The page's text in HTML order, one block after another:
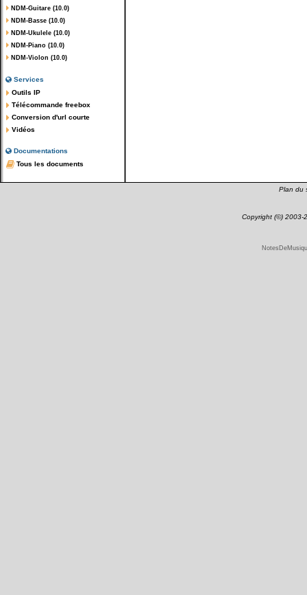
NDM-Guitare (10.0)
NDM-Basse (10.0)
NDM-Ukulele (10.0)
NDM-Piano (10.0)
NDM-Violon (10.0)
Services
Outils IP
Télécommande freebox
Conversion d'url courte
Vidéos
Documentations
Tous les documents
Plan du
Copyright (©) 2003-